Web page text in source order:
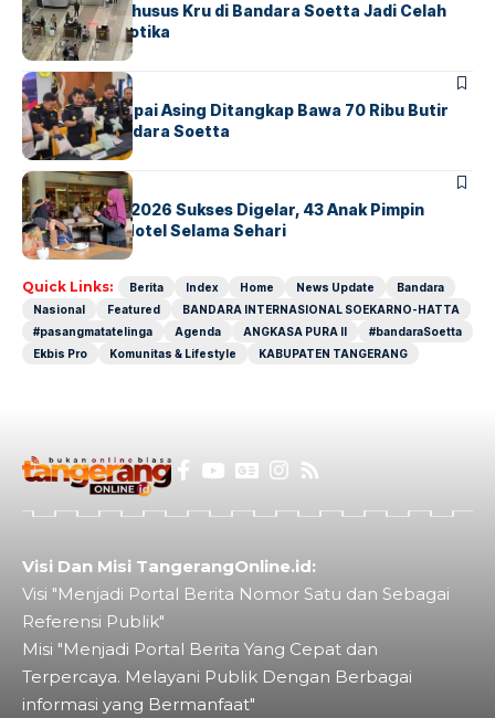
Ketika Jalur Khusus Kru di Bandara Soetta Jadi Celah
Sindikat Narkotika
BANDARA BERITA
Kopilot Maskapai Asing Ditangkap Bawa 70 Ribu Butir
Ekstasi di Bandara Soetta
BERITAINDEX
GM For A Day 2026 Sukses Digelar, 43 Anak Pimpin
Operasional Hotel Selama Sehari
Quick Links: Berita Index Home News Update
Bandara
Nasional
Featured
BANDARA INTERNASIONAL SOEKARNO-HATTA
#pasangmatatelinga
Agenda ANGKASA PURA II
#bandaraSoetta
Ekbis Pro
Komunitas & Lifestyle KABUPATEN TANGERANG
Visi Dan Misi TangerangOnline.id:
Visi "Menjadi Portal Berita Nomor Satu dan Sebagai
Referensi Publik"
Misi "Menjadi Portal Berita Yang Cepat dan
Terpercaya. Melayani Publik Dengan Berbagai
informasi yang Bermanfaat"